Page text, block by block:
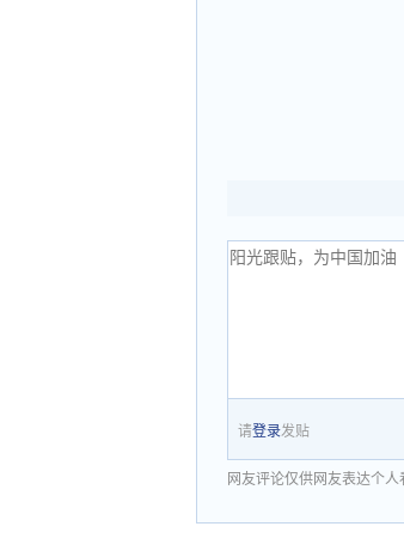
请登录发贴
网友评论仅供网友表达个